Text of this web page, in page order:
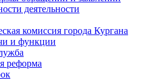
деятельности
комиссия города Кургана
и функции
реформа